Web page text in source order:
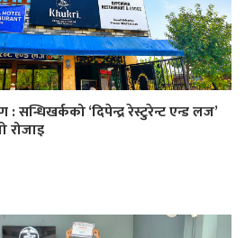
‘दिपेन्द्र रेस्टुरेन्ट एन्ड लज’
रोजाइ